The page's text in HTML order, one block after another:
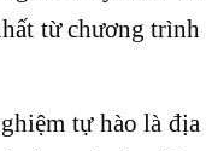
từ chương trình
tự hào là địa